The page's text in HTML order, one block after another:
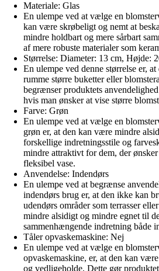
Materiale: Glas
En ulempe ved at vælge en
kan være skrøbeligt og nemt at
mindre holdbart og mere sårbart
af mere robuste materialer som
Størrelse: Diameter: 13 cm, Højde:
En ulempe ved denne størrelse er,
rumme større buketter eller
begrænser produktets
hvis man ønsker at vise større
Farve: Grøn
En ulempe ved at vælge en
grøn er, at den kan være mindre
forskellige indretningsstile og
mindre attraktivt for dem, der
fleksibel vase.
Anvendelse: Indendørs
En ulempe ved at begrænse
indendørs brug er, at den ikke kan
udendørs områder som terrasser
mindre alsidigt og mindre egnet til
sammenhængende indretning både
Tåler opvaskemaskine: Nej
En ulempe ved at vælge en
opvaskemaskine, er, at den kan
og vedligeholde. Dette gør